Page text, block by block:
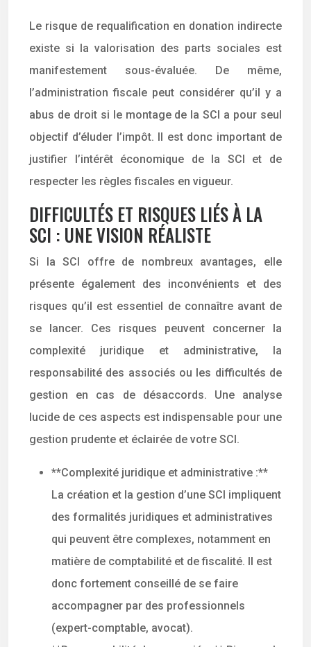
Le risque de requalification en donation indirecte
existe si la valorisation des parts sociales est
manifestement sous-évaluée. De même,
l’administration fiscale peut considérer qu’il y a
abus de droit si le montage de la SCI a pour seul
objectif d’éluder l’impôt. Il est donc important de
justifier l’intérêt économique de la SCI et de
respecter les règles fiscales en vigueur.
DIFFICULTÉS ET RISQUES LIÉS À LA
SCI : UNE VISION RÉALISTE
Si la SCI offre de nombreux avantages, elle
présente également des inconvénients et des
risques qu’il est essentiel de connaître avant de
se lancer. Ces risques peuvent concerner la
complexité juridique et administrative, la
responsabilité des associés ou les difficultés de
gestion en cas de désaccords. Une analyse
lucide de ces aspects est indispensable pour une
gestion prudente et éclairée de votre SCI.
**Complexité juridique et administrative :**
La création et la gestion d’une SCI impliquent
des formalités juridiques et administratives
qui peuvent être complexes, notamment en
matière de comptabilité et de fiscalité. Il est
donc fortement conseillé de se faire
accompagner par des professionnels
(expert-comptable, avocat).